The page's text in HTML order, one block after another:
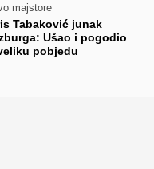
majstore
Tabaković junak
Ušao i pogodio
pobjedu